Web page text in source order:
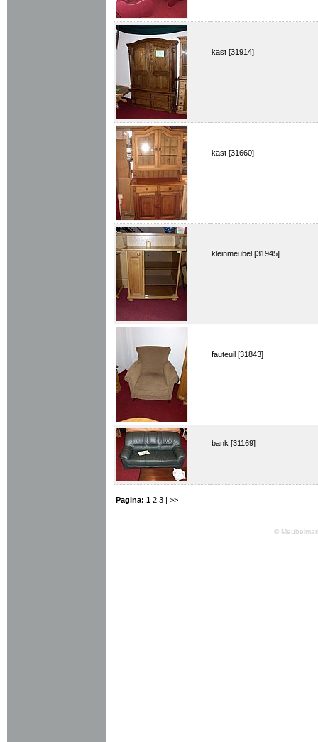
kast [31914]
kast [31660]
kleinmeubel [31945]
fauteuil [31843]
bank [31169]
Pagina: 1 2 3 | >>
©